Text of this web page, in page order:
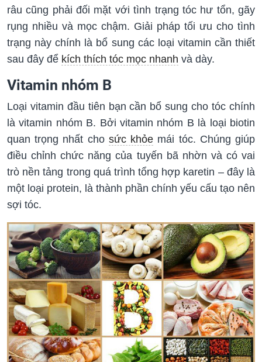
râu cũng phải đối mặt với tình trạng tóc hư tổn, gãy
rụng nhiều và mọc chậm. Giải pháp tối ưu cho tình
trạng này chính là bổ sung các loại vitamin cần thiết
sau đây để kích thích tóc mọc nhanh và dày.
Vitamin nhóm B
Loại vitamin đầu tiên bạn cần bổ sung cho tóc chính
là vitamin nhóm B. Bởi vitamin nhóm B là loại biotin
quan trọng nhất cho sức khỏe mái tóc. Chúng giúp
điều chỉnh chức năng của tuyến bã nhờn và có vai
trò nền tảng trong quá trình tổng hợp karetin – đây là
một loại protein, là thành phần chính yếu cấu tạo nên
sợi tóc.